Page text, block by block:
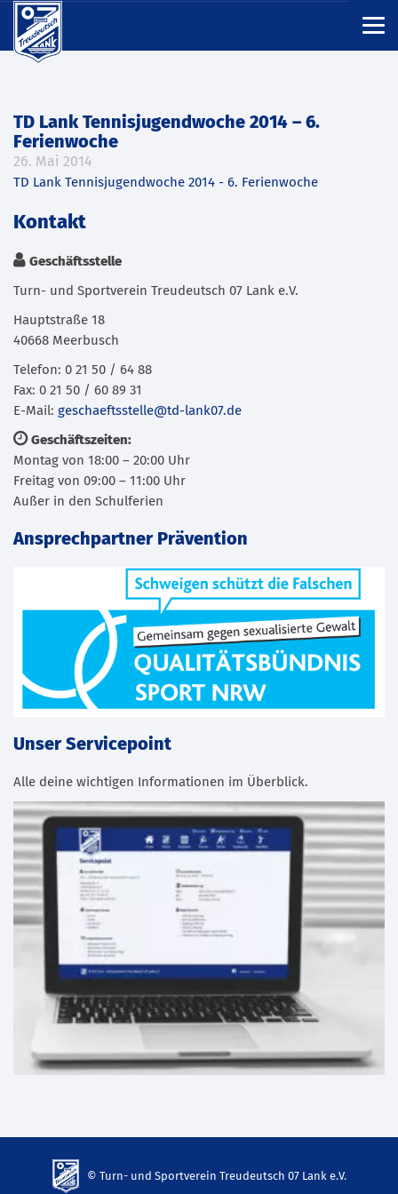
TD Lank Tennisjugendwoche 2014 – 6.
Ferienwoche
26. Mai 2014
TD Lank Tennisjugendwoche 2014 - 6. Ferienwoche
Kontakt
Geschäftsstelle
Turn- und Sportverein Treudeutsch 07 Lank e.V.
Hauptstraße 18
40668 Meerbusch
Telefon: 0 21 50 / 64 88
Fax: 0 21 50 / 60 89 31
E-Mail: geschaeftsstelle@td-lank07.de
Geschäftszeiten:
Montag von 18:00 – 20:00 Uhr
Freitag von 09:00 – 11:00 Uhr
Außer in den Schulferien
Ansprechpartner Prävention
Unser Servicepoint
Alle deine wichtigen Informationen im Überblick.
© Turn- und Sportverein Treudeutsch 07 Lank e.V.